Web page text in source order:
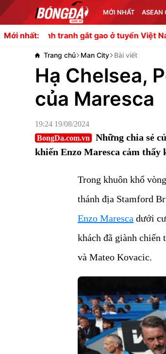
MỚI NHẤT ASEAN
Mới nhất:
gắt gao ở tuyển Việt Nam Chủ tịch
Trang chủ Man City Bài viết
Hạ Chelsea,
của Maresca
19:24 19/08/2024
BongDa.com.vn
Những chia sẻ
khiến Enzo Maresca cảm thấy
Trong khuôn khổ
thánh địa Stamford
Enzo Maresca dưới
khách đã giành chiến
và Mateo Kovacic.